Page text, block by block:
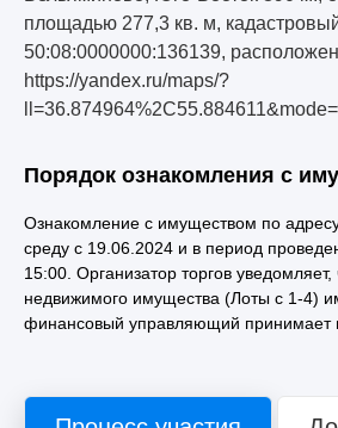
площадью 277,3 кв. м,
50:08:0000000:136139,
https://yandex.ru/maps/?
Порядок ознакомления с
Ознакомление с имуществом по
среду с 19.06.2024 и в период
15:00. Организатор торгов уведомляет,
недвижимого имущества (Лоты с 1-4)
финансовый управляющий принимает